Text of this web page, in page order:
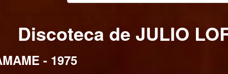
Discoteca de JULIO
- 1975